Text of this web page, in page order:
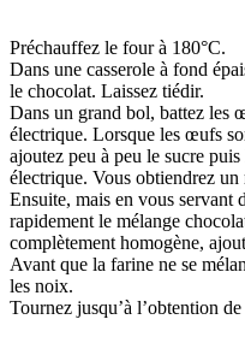
Préchauffez le four à 180°C.
Dans une casserole à fond
le chocolat. Laissez tiédir.
Dans un grand bol, battez les
électrique. Lorsque les œufs
ajoutez peu à peu le sucre
électrique. Vous obtiendrez un
Ensuite, mais en vous servant
rapidement le mélange
complètement homogène,
Avant que la farine ne se
les noix.
Tournez jusqu’à l’obtention